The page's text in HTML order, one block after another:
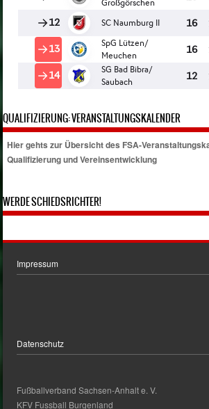
QUALIFIZIERUNG: VERANSTALTUNGSKALENDER
Hier gehts zur Übersicht des FSA-
Qualifizierung und Vereinsentwicklung
WERDE SCHIEDSRICHTER!
Impressum
Datenschutz
Fußballverband Sachsen-Anhalt e. V.
KFV Fussball Burgenland